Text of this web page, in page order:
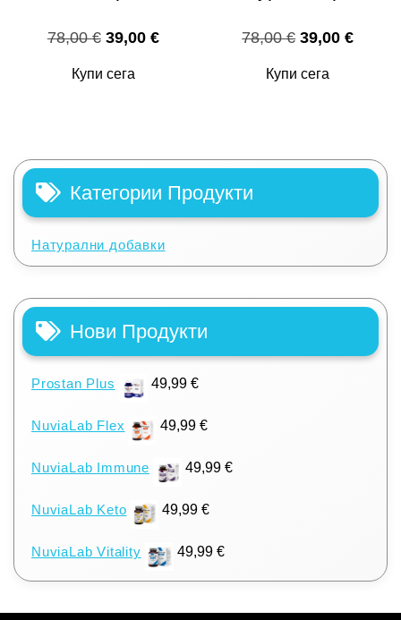
78,00€ Original
39,00 €Текущата
Купи сега
78,00€ Original
39,00€
Купи сега
Категории Продукти
Натурални добавки
Нови Продукти
Prostan Plus 49,99 €
NuviaLab Flex 49,99€
NuviaLab Immune 49,99 €
NuviaLab Keto 49,99€
NuviaLab Vitality 49,99 €